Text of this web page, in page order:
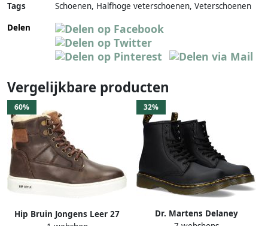
Tags
Schoenen, Halfhoge veterschoenen, Veterschoenen
Delen
Vergelijkbare producten
60%
Hip Bruin Jongens Leer 27
32%
Dr. Martens Delaney